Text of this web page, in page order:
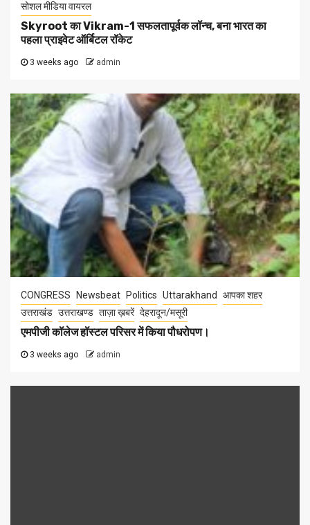
सोशल मीडिया वायरल
Skyroot का Vikram-1 सफलतापूर्वक लॉन्च, बना भारत का
पहला प्राइवेट ऑर्बिटल रॉकेट
3 weeks ago admin
CONGRESS Newsbeat Politics Uttarakhand
आपका शहर
उत्तराखंड उत्तराखण्ड ताज़ा ख़बरें देहरादून/मसूरी
एमपीजी कॉलेज हॉस्टल परिसर में किया पौधरोपण।
3 weeks ago admin